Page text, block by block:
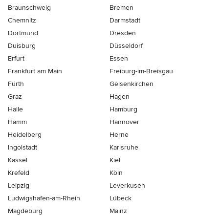
Braunschweig
Bremen
Chemnitz
Darmstadt
Dortmund
Dresden
Duisburg
Düsseldorf
Erfurt
Essen
Frankfurt am Main
Freiburg-im-Breisgau
Fürth
Gelsenkirchen
Graz
Hagen
Halle
Hamburg
Hamm
Hannover
Heidelberg
Herne
Ingolstadt
Karlsruhe
Kassel
Kiel
Krefeld
Köln
Leipzig
Leverkusen
Ludwigshafen-am-Rhein
Lübeck
Magdeburg
Mainz